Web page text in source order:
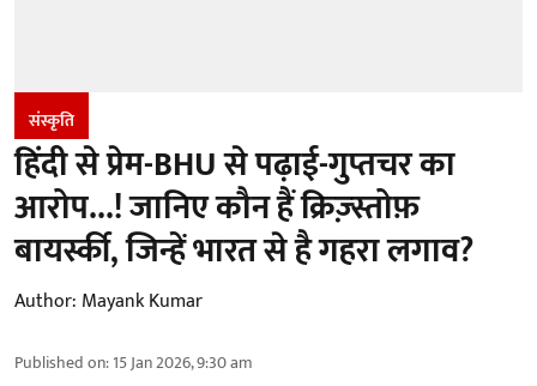
संस्कृति
हिंदी से प्रेम-BHU से पढ़ाई-गुप्तचर का
आरोप...! जानिए कौन हैं क्रिज़्स्तोफ़
बायर्स्की, जिन्हें भारत से है गहरा लगाव?
Author: Mayank Kumar
Published on:15 Jan 2026, 9:30 am